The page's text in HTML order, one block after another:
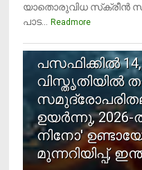
യാതൊരുവിധ സ്‌ക്രീന്‍
പാട...
Readmore
പസഫിക്കില്‍
വിസ്തൃതിയില്‍
ഉയര്‍ന്നു,
നിനോ'
മുന്നറിയിപ്പ്,